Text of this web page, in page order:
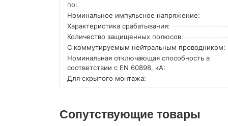
по:
Номинальное импульсное напряжение:
Характеристика срабатывания:
Количество защищенных полюсов:
С коммутируемым нейтральным проводником:
Номинальная отключающая способность в
соответствии с EN 60898, кА:
Для скрытого монтажа:
Сопутствующие товары